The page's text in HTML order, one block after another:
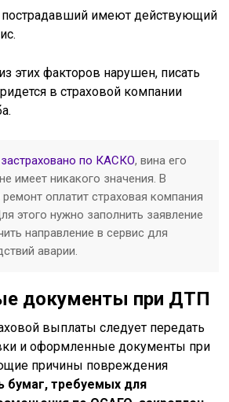
имеют действующий
этих факторов нарушен, писать
в страховой компании
застраховано по КАСКО, вина его
имеет никакого значения. В
оплатит страховая компания
этого нужно заполнить заявление
направление в сервис для
аварии.
документы при ДТП
выплаты следует передать
и оформленные документы при
причины повреждения
бумаг, требуемых для